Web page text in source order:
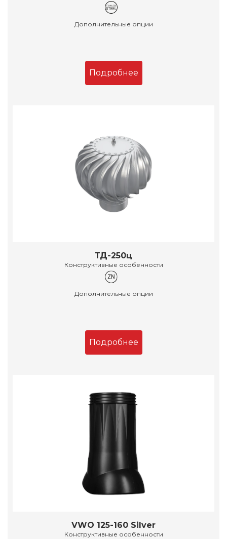
Дополнительные опции
Подробнее
ТД-250ц
Конструктивные особенности
Дополнительные опции
Подробнее
VWO 125-160 Silver
Конструктивные особенности